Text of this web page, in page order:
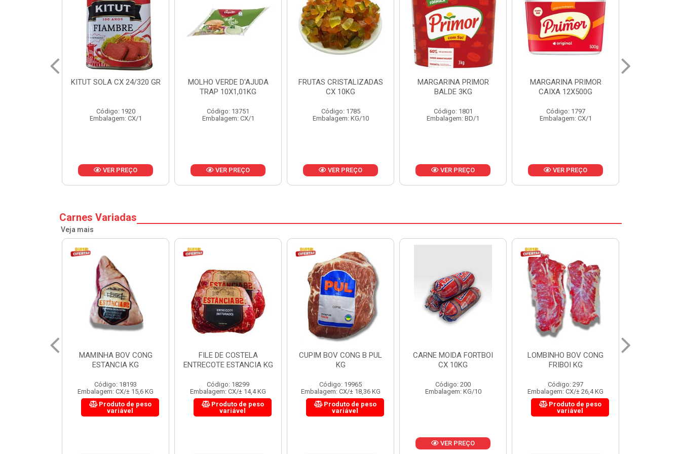
MOLHO VERDE D'AJUDA
Código: 13751
Embalagem: CX/1
VER PREÇO
FRUTAS CRISTALIZADAS
CX 10KG
Código: 1785
Embalagem: KG/10
VER PREÇO
MARGARINA PRIMOR
BALDE 3KG
Código: 1801
Embalagem: BD/1
VER PREÇO
MARGARINA PRIMOR
CAIXA 12X500G
Código: 1797
Embalagem: CX/1
VER PREÇO
MARGARINA PRIMOR CX
24X250G
Código: 1921
Embalagem: CX/1
VER PREÇO
Carnes Variadas
Veja mais
FILE DE COSTELA
ENTRECOTE ESTANCIA KG
Código: 18299
Embalagem: CX/± 14,4 KG
Produto de peso
variável
CUPIM BOV CONG B PUL
KG
Código: 19965
Embalagem: CX/± 18,36 KG
Produto de peso
variável
CARNE MOIDA FORTBOI
CX 10KG
Código: 200
Embalagem: KG/10
LOMBINHO BOV CONG
FRIBOI KG
Código: 297
Embalagem: CX/± 26,4 KG
FIGADO BOV CONG FRIBOI
KG
Código: 222
Embalagem: CX/± 30,12 KG
Produto de peso
variável